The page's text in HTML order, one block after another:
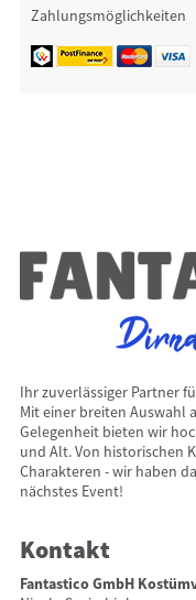
Zahlungsmöglichkeiten
Ihr zuverlässiger Partner
Mit einer breiten Auswahl
Gelegenheit bieten wir
und Alt. Von historischen
Charakteren - wir haben
nächstes Event!
Kontakt
Fantastico GmbH